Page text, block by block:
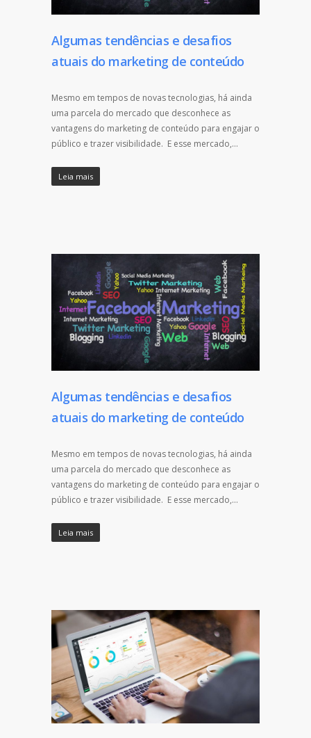
Algumas tendências e desafios
atuais do marketing de conteúdo
Mesmo em tempos de novas tecnologias, há ainda
uma parcela do mercado que desconhece as
vantagens do marketing de conteúdo para engajar o
público e trazer visibilidade. E esse mercado,…
Leia mais
Algumas tendências e desafios
atuais do marketing de conteúdo
Mesmo em tempos de novas tecnologias, há ainda
uma parcela do mercado que desconhece as
vantagens do marketing de conteúdo para engajar o
público e trazer visibilidade. E esse mercado,…
Leia mais